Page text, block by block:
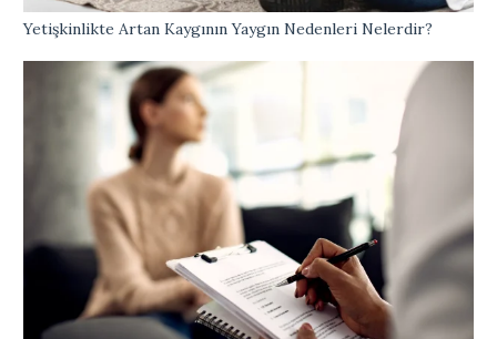
Yetişkinlikte Artan Kaygının Yaygın Nedenleri Nelerdir?